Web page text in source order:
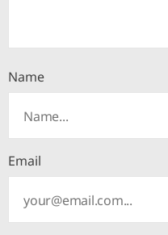
Name
Email